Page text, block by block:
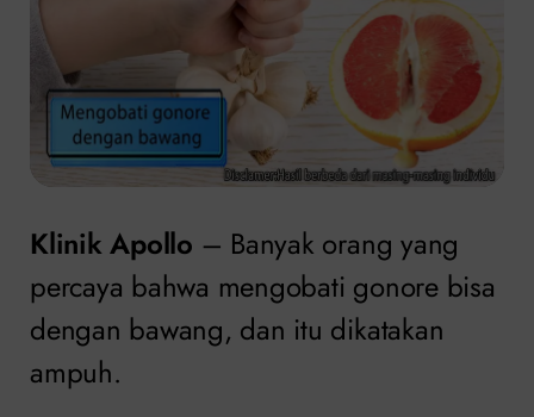
Klinik Apollo – Banyak orang yang
percaya bahwa mengobati gonore bisa
dengan bawang, dan itu dikatakan
ampuh.